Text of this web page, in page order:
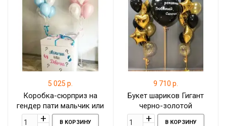
5 025 р.
Коробка-сюрприз на
гендер пати мальчик или
девочка
В КОРЗИНУ
9 710 р.
Букет шариков Гигант
черно-золотой
В КОРЗИНУ